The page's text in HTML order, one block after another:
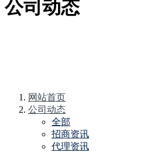
公司动态
网站首页
公司动态
全部
招商资讯
代理资讯